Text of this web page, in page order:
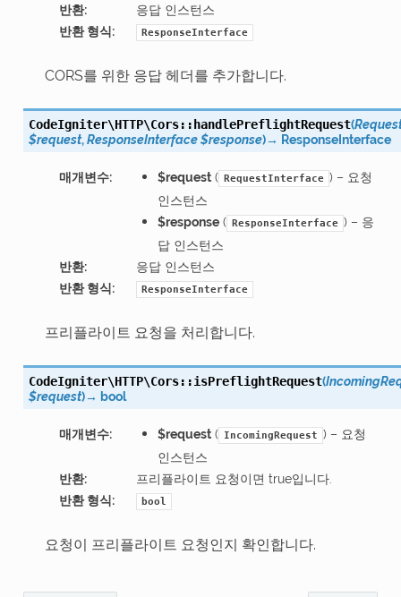
반환:
응답 인스턴스
반환 형식: ResponseInterface
CORS를 위한 응답 헤더를 추가합니다.
CodeIgniter\HTTP\Cors:: handlePreflightRequest(
$request,ResponseInterface$response)→ ResponseInterface
매개변수: $request( RequestInterface ) – 요청
인스턴스
$response( ResponseInterface ) – 응
답 인스턴스
반환:
응답 인스턴스
반환 형식: ResponseInterface
프리플라이트 요청을 처리합니다.
CodeIgniter\HTTP\Cors::isPreflightRequest(
$request)→ bool
매개변수: $request( IncomingRequest ) – 요청
인스턴스
반환:
프리플라이트 요청이면 true입니다.
반환 형식: bool
요청이 프리플라이트 요청인지 확인합니다.